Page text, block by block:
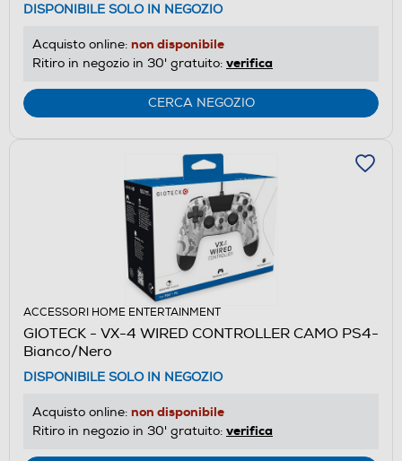
DISPONIBILE SOLO IN NEGOZIO
Acquisto online: non disponibile
Ritiro in negozio in 30' gratuito: verifica
CERCA NEGOZIO
ACCESSORI HOME ENTERTAINMENT
GIOTECK - VX-4 WIRED CONTROLLER CAMO PS4-
Bianco/Nero
DISPONIBILE SOLO IN NEGOZIO
Acquisto online: non disponibile
Ritiro in negozio in 30' gratuito: verifica